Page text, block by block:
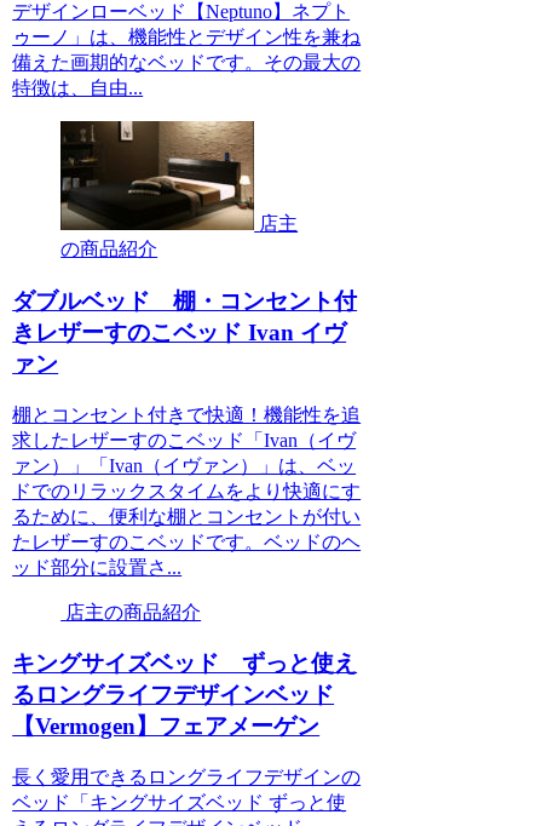
デザインローベッド【Neptuno】ネプト
ゥーノ」は、機能性とデザイン性を兼ね
備えた画期的なベッドです。その最大の
特徴は、自由...
店主
の商品紹介
ダブルベッド 棚・コンセント付
きレザーすのこベッド Ivan イヴ
ァン
棚とコンセント付きで快適！機能性を追
求したレザーすのこベッド「Ivan（イヴ
ァン）」「Ivan（イヴァン）」は、ベッ
ドでのリラックスタイムをより快適にす
るために、便利な棚とコンセントが付い
たレザーすのこベッドです。ベッドのヘ
ッド部分に設置さ...
店主の商品紹介
キングサイズベッド ずっと使え
るロングライフデザインベッド
【Vermogen】フェアメーゲン
長く愛用できるロングライフデザインの
ベッド「キングサイズベッド ずっと使